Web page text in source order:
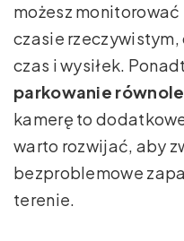
możesz
czasie
czas i wysiłek.
parkowanie
kamerę to
warto rozwijać, aby
bezproblemowe
terenie.